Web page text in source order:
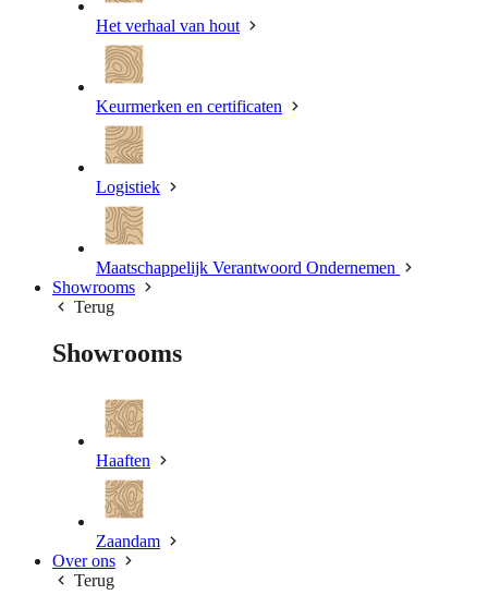
Het verhaal van hout
Keurmerken en certificaten
Logistiek
Maatschappelijk Verantwoord Ondernemen
Showrooms
Terug
Showrooms
Haaften
Zaandam
Over ons
Terug